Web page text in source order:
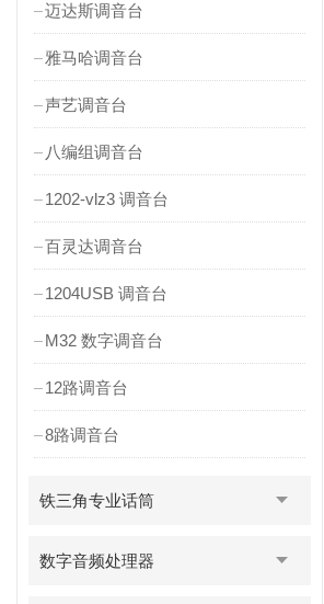
迈达斯调音台
雅马哈调音台
声艺调音台
八编组调音台
1202-vlz3 调音台
百灵达调音台
1204USB 调音台
M32 数字调音台
12路调音台
8路调音台
铁三角专业话筒
数字音频处理器